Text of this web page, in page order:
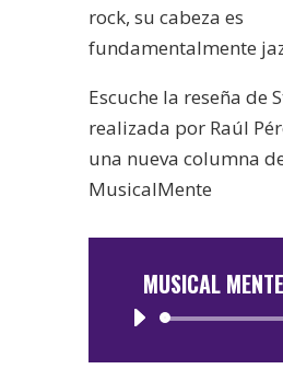
rock, su cabeza es
fundamentalmente
Escuche la reseña de
realizada por Raúl
una nueva columna
MusicalMente
MUSICAL